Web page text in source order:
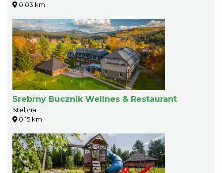
0.03 km
Srebrny Bucznik Wellnes & Restaurant
Istebna
0.15 km